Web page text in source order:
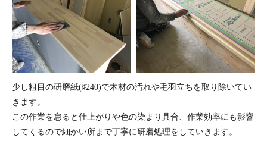
少し粗目の研磨紙(♯240)で木材の汚れや毛羽立ちを取り除いてい
きます。
この作業を怠ると仕上がりや色の染まり具合、作業効率にも影響
してくるので細かい所まで丁寧に研磨処理をしていきます。